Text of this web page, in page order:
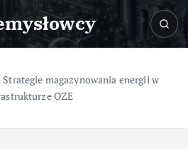
Strategie magazynowania energii w
OZE